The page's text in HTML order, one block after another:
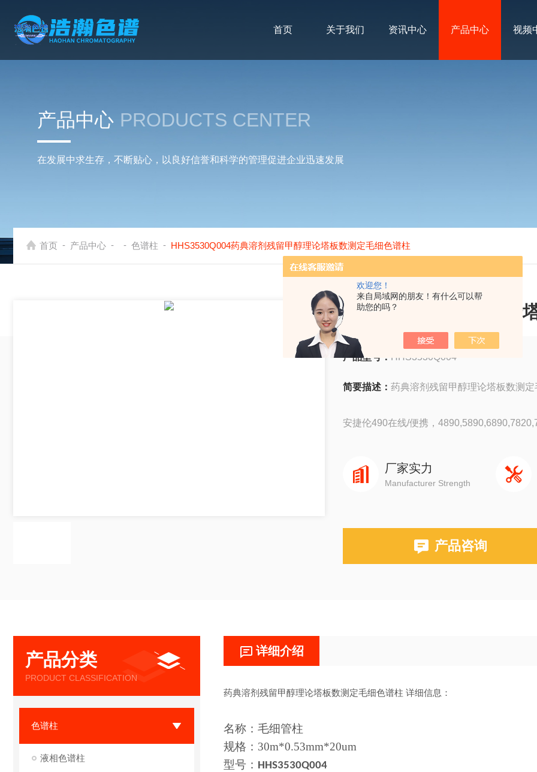
欢迎您！
来自局域网的朋友！有什么可以帮
助您的吗？
首页 关于我们 资讯中心 产品中心 视频
产品中心 PRODUCTS CENTER
在发展中求生存，不断贴心，以良好信誉和科学的管理促进企业迅速发展
首页 - 产品中心 - - 色谱柱 - HHS3530Q004药典溶剂残留甲醇理论塔板数测定毛细色谱柱
药典溶剂残留甲醇理论
产品型号： HHS3530Q004
简要描述： 药典溶剂残留甲醇理论塔板数测
安捷伦490在线/便携，
瓦里安3800系列
布鲁克PE580,590,680,690
厂家实力
Manufacturer Strength
产品咨询
产品分类
PRODUCT CLASSIFICATION
色谱柱
液相色谱柱
详细介绍
药典溶剂残留甲醇理论塔板数测定毛细色谱柱 详细信息：
名称：毛细管柱
规格：30m*0.53mm*20um
型号： HHS3530Q004